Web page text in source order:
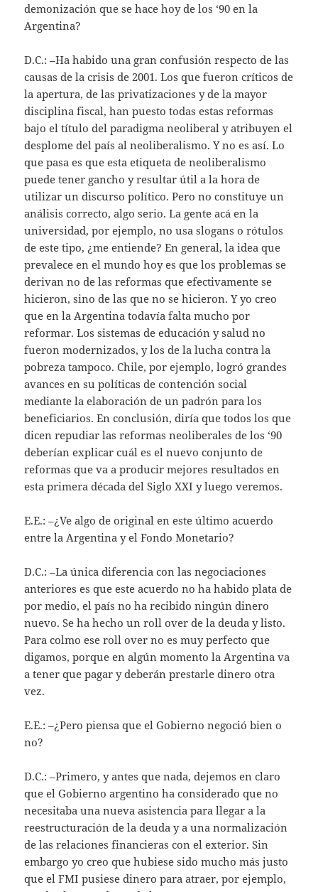
demonización que se hace hoy de los ‘90 en la
Argentina?
D.C.: –Ha habido una gran confusión respecto de las
causas de la crisis de 2001. Los que fueron críticos de
la apertura, de las privatizaciones y de la mayor
disciplina fiscal, han puesto todas estas reformas
bajo el título del paradigma neoliberal y atribuyen el
desplome del país al neoliberalismo. Y no es así. Lo
que pasa es que esta etiqueta de neoliberalismo
puede tener gancho y resultar útil a la hora de
utilizar un discurso político. Pero no constituye un
análisis correcto, algo serio. La gente acá en la
universidad, por ejemplo, no usa slogans o rótulos
de este tipo, ¿me entiende? En general, la idea que
prevalece en el mundo hoy es que los problemas se
derivan no de las reformas que efectivamente se
hicieron, sino de las que no se hicieron. Y yo creo
que en la Argentina todavía falta mucho por
reformar. Los sistemas de educación y salud no
fueron modernizados, y los de la lucha contra la
pobreza tampoco. Chile, por ejemplo, logró grandes
avances en su políticas de contención social
mediante la elaboración de un padrón para los
beneficiarios. En conclusión, diría que todos los que
dicen repudiar las reformas neoliberales de los ‘90
deberían explicar cuál es el nuevo conjunto de
reformas que va a producir mejores resultados en
esta primera década del Siglo XXI y luego veremos.
E.E.: –¿Ve algo de original en este último acuerdo
entre la Argentina y el Fondo Monetario?
D.C.: –La única diferencia con las negociaciones
anteriores es que este acuerdo no ha habido plata de
por medio, el país no ha recibido ningún dinero
nuevo. Se ha hecho un roll over de la deuda y listo.
Para colmo ese roll over no es muy perfecto que
digamos, porque en algún momento la Argentina va
a tener que pagar y deberán prestarle dinero otra
vez.
E.E.: –¿Pero piensa que el Gobierno negoció bien o
no?
D.C.: –Primero, y antes que nada, dejemos en claro
que el Gobierno argentino ha considerado que no
necesitaba una nueva asistencia para llegar a la
reestructuración de la deuda y a una normalización
de las relaciones financieras con el exterior. Sin
embargo yo creo que hubiese sido mucho más justo
que el FMI pusiese dinero para atraer, por ejemplo,